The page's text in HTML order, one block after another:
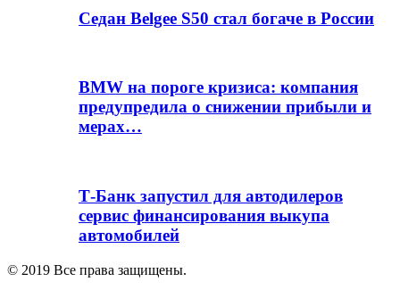
Седан Belgee S50 стал богаче в России
BMW на пороге кризиса: компания
предупредила о снижении прибыли и
мерах…
Т-Банк запустил для автодилеров
сервис финансирования выкупа
автомобилей
© 2019 Все права защищены.